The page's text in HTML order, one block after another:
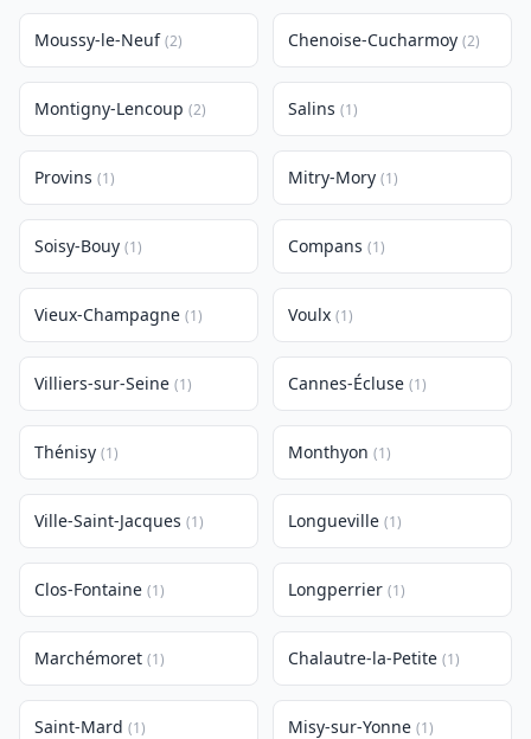
Moussy-le-Neuf (2) Chenoise-Cucharmoy (2)
Montigny-Lencoup (2) Salins (1)
Provins (1) Mitry-Mory (1)
Soisy-Bouy (1) Compans (1)
Vieux-Champagne (1) Voulx (1)
Villiers-sur-Seine (1) Cannes-Écluse (1)
Thénisy (1) Monthyon (1)
Ville-Saint-Jacques (1) Longueville (1)
Clos-Fontaine (1) Longperrier (1)
Marchémoret (1) Chalautre-la-Petite (1)
Saint-Mard (1) Misy-sur-Yonne (1)